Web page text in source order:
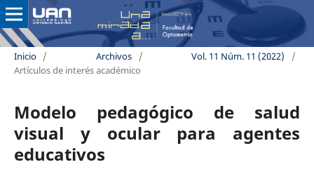
Inicio / Archivos / Vol. 11 Núm. 11 (2022)
/
Artículos de interés académico
Modelo pedagógico de salud
visual y ocular para agentes
educativos